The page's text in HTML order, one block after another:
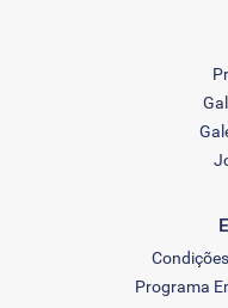
Programa